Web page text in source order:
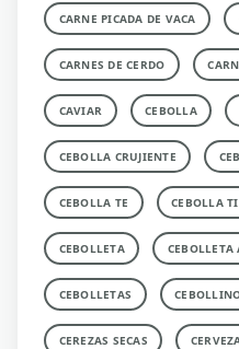
CARNE PICADA DE VACA
CARNES DE CERDO
CAVIAR CEBOLLA
CEBOLLA CRUJIENTE
CEBOLLA TE CEBOLLA
CEBOLLETA CEBOLLETA
CEBOLLETAS
CEREZAS SECAS